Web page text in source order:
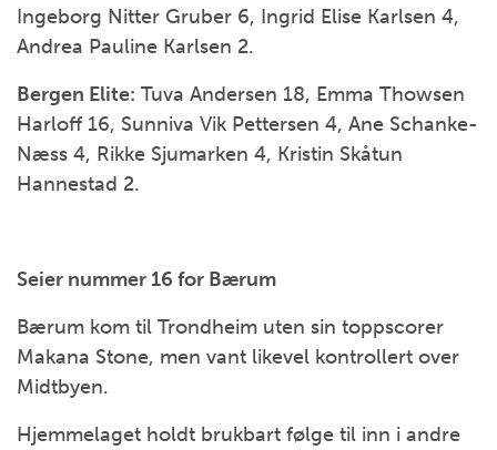
Ingeborg Nitter Gruber 6, Ingrid Elise Karlsen 4,
Andrea Pauline Karlsen 2.
Bergen Elite: Tuva Andersen 18, Emma Thowsen
Harloff 16, Sunniva Vik Pettersen 4, Ane Schanke-
Næss 4, Rikke Sjumarken 4, Kristin Skåtun
Hannestad 2.
Seier nummer 16 for Bærum
Bærum kom til Trondheim uten sin toppscorer
Makana Stone, men vant likevel kontrollert over
Midtbyen.
Hjemmelaget holdt brukbart følge til inn i andre